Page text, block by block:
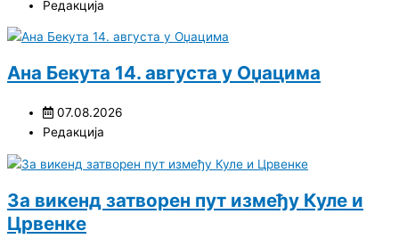
Редакција
Ана Бекута 14. августа у Оџацима
07.08.2026
Редакција
За викенд затворен пут између Куле и
Црвенке